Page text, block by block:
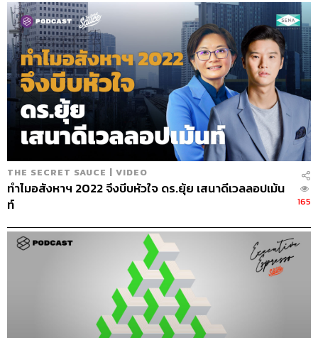
ABOUT THE HOST
นครินทร์ วนกิจไพบูลย์
บรรณาธิการบริหาร สำนักข่าว THE
STANDARD วิทยากรด้านสื่อและการทำคอน
เทนต์ออนไลน์
THE SECRET SAUCE | VIDEO
ทำไมอสังหาฯ 2022 จึงบีบหัวใจ ดร.ยุ้ย เสนาดีเวลลอปเม้น
ท์
165